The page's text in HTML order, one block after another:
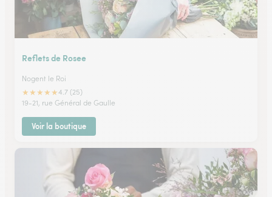
Reflets de Rosee
Nogent le Roi
★★★★★4.7 (25)
19-21, rue Général de Gaulle
Voir la boutique